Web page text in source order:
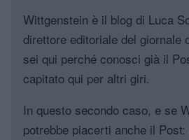
Wittgenstein è il blog di Luca
direttore editoriale del giornale
sei qui perché conosci già il
capitato qui per altri giri.
In questo secondo caso, e se
potrebbe piacerti anche il